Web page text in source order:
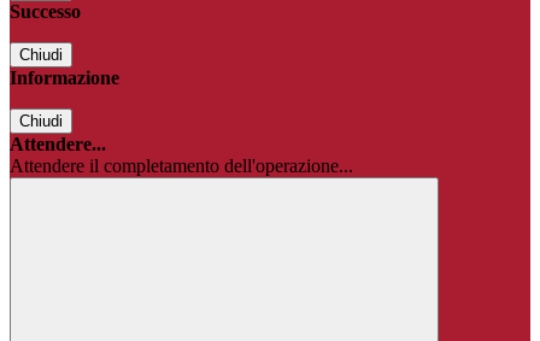
Successo
Chiudi
Informazione
Chiudi
Attendere...
Attendere il completamento dell'operazione...